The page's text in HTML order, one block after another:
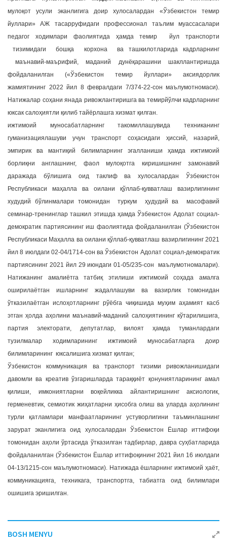
мулоқот усули эканлигига доир хулосалардан «Ўзбекистон темир
йуллари» АЖ тасарруфидаги профессионал таълим муассасалари
педагог ходимлари фаолиятида ҳамда темир йул транспорти
тизимидаги бошқа корхона ва ташкилотларида кадрларнинг
маънавий-маърифий, маданий дунёқарашини шакллантиришда
фойдаланилган («Ўзбекистон темир йуллари» аксиядорлик
жамиятининг 2022 йил 8 февралдаги 7/374-22-сон маълумотномаси).
Натижалар соҳани янада ривожлантиришга ва темирйўлчи кадрларнинг
юксак салоҳиятли қилиб тайёрлашга хизмат қилган.
ижтимоий муносабатларнинг такомиллашувида техниканинг
гуманизациялашуви учун транспорт соҳасидаги ҳиссий, назарий,
эмпирик ва мантиқий билимларнинг эгалланиши ҳамда ижтимоий
борлиқни англашнинг, фаол мулоқотга киришишнинг замонавий
даражада бўлишига оид таклиф ва хулосалардан Ўзбекистон
Республикаси маҳалла ва оилани қўллаб-қувватлаш вазирлигининг
худудий бўлинмалари томонидан туркум ҳудудий ва масофавий
семинар-тренинглар ташкил этишда ҳамда Ўзбекистон Адолат социал-
демократик партиясининг иш фаолиятида фойдаланилган (Ўзбекистон
Республикаси Маҳалла ва оилани қўллаб-қувватлаш вазирлигининг 2021
йил 8 июлдаги 02-04/1714-сон ва Ўзбекистон Адолат социал-демократик
партиясининг 2021 йил 29 июндаги 01-05/235-сон маълумотномалари).
Натижанинг амалиётга татбиқ этилиши ижтимоий соҳада амалга
оширилаётган ишларнинг жадаллашуви ва вазирлик томонидан
ўтказилаётган ислоҳотларнинг рўёбга чиқишида муҳим аҳамият касб
этган ҳолда аҳолини маънавий-маданий салоҳиятининг кўтарилишига,
партия электорати, депутатлар, вилоят ҳамда туманлардаги
тузилмалар ходимларининг ижтимоий муносабатларга доир
билимларининг юксалишига хизмат қилган;
Ўзбекистон коммуникация ва транспорт тизими ривожланишидаги
давомли ва креатив ўзгаришларда тараққиёт қонуниятларининг амал
қилиши, имкониятларни воқейликка айлантиришнинг аксиологик,
герменевтик, семиотик жиҳатларни ҳисобга олиш ва уларда аҳолининг
турли қатламлари манфаатларининг устуворлигини таъминлашнинг
зарурат эканлигига оид хулосалардан Ўзбекистон Ёшлар иттифоқи
томонидан аҳоли ўртасида ўтказилган тадбирлар, давра суҳбатларида
фойдаланилган (Ўзбекистон Ёшлар иттифоқининг 2021 йил 16 июлдаги
04-13/1215-сон маълумотномаси). Натижада ёшларнинг ижтимоий ҳаёт,
коммуникацияга, техникага, транспортга, табиатга оид билимлари
ошишига эришилган.
BOSH MENYU